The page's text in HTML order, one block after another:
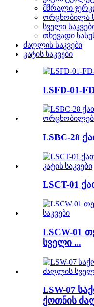
მშრალი
ორცხობილა
სველი
თხევადი
ძაღლის საკვები
კატის საკვები
LSFD-01-
LSBC-28
LSCT-01
LSCW-01
სველი ...
LSW-07
ქოთნის